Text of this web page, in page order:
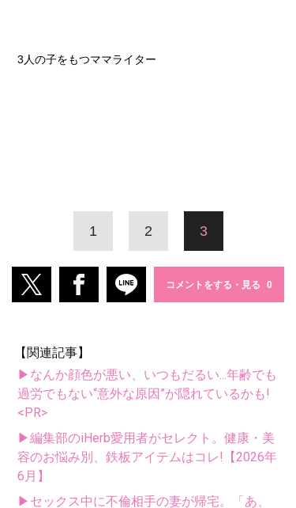
3人の子をもつママライター
1 2 3
コメントをする・見る
【関連記事】
▶なんか顔色が悪い、いつもだるい...年齢でも
過労でもない“意外な原因”が隠れているかも!
<PR>
▶編集部のiHerb愛用者がセレクト。健康・美
容のお悩み別、鉄板アイテムはコレ!【2026年
6月】
▶セックス中に不倫相手の妻が帰宅。「あ、